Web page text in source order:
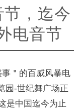
节，迄今
电音节
＂的百威风暴电
园-世纪舞广场正
是中国迄今为止